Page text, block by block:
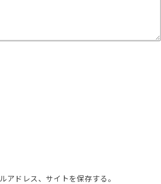
アドレス、サイトを保存する。